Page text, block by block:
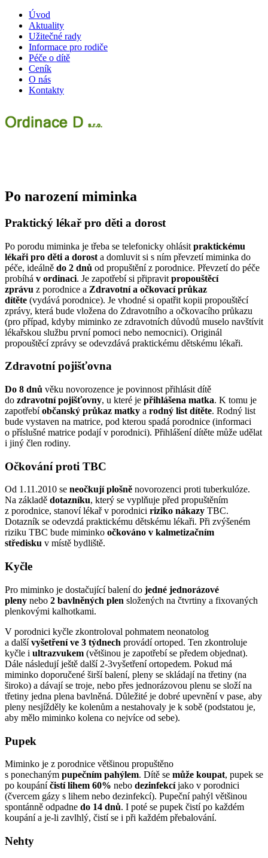
Úvod
Aktuality
Užitečné rady
Informace pro rodiče
Péče o dítě
Ceník
O nás
Kontakty
Po narození miminka
Praktický lékař pro děti a dorost
Po porodu miminka je třeba se telefonicky ohlásit praktickému
lékaři pro děti a dorost a domluvit si s ním převzetí miminka do
péče, ideálně do 2 dnů od propuštění z porodnice. Převzetí do péče
probíhá v ordinaci. Je zapotřebí si připravit propouštěcí
zprávu z porodnice a Zdravotní a očkovací průkaz
dítěte (vydává porodnice). Je vhodné si opatřit kopii propouštěcí
zprávy, která bude vložena do Zdravotního a očkovacího průkazu
(pro případ, kdyby miminko ze zdravotních důvodů muselo navštívit
lékařskou službu první pomoci nebo nemocnici). Originál
propouštěcí zprávy se odevzdává praktickému dětskému lékaři.
Zdravotní pojišťovna
Do 8 dnů věku novorozence je povinnost přihlásit dítě
do zdravotní pojišťovny, u které je přihlášena matka. K tomu je
zapotřebíobčanský průkaz matky a rodný list dítěte. Rodný list
bude vystaven na matrice, pod kterou spadá porodnice (informaci
o příslušné matrice podají v porodnici). Přihlášení dítěte může udělat
i jiný člen rodiny.
Očkování proti TBC
Od 1.11.2010 se neočkují plošně novorozenci proti tuberkulóze.
Na základě dotazníku, který se vyplňuje před propuštěním
z porodnice, stanoví lékař v porodnici riziko nákazy TBC.
Dotazník se odevzdá praktickému dětskému lékaři. Při zvýšeném
riziku TBC bude miminko očkováno v kalmetizačním
středisku v místě bydliště.
Kyčle
Pro miminko je dostačující balení do jedné jednorázové
pleny nebo 2 bavlněných plen složených na čtvrtiny a fixovaných
plenkovými kalhotkami.
V porodnici kyčle zkontroloval pohmatem neonatolog
a dalšívyšetření ve 3 týdnech provádí ortoped. Ten zkontroluje
kyčle i ultrazvukem (většinou je zapotřebí se předem objednat).
Dále následují ještě další 2-3vyšetření ortopedem. Pokud má
miminko doporučené širší balení, pleny se skládají na třetiny (na
široko) a dávají se troje, nebo přes jednorázovou plenu se složí na
třetiny jedna plena bavlněná. Důležité je dobré upevnění v pase, aby
pleny nesjížděly ke kolenům a nestahovaly je k sobě (podstatou je,
aby mělo miminko kolena co nejvíce od sebe).
Pupek
Miminko je z porodnice většinou propuštěno
s ponechaným pupečním pahýlem. Dítě se může koupat, pupek se
po koupáníčistí lihem 60% nebo dezinfekcíjako v porodnici
(čvercem gázy s lihem nebo dezinfekcí). Pupeční pahýl většinou
spontánně odpadne do 14 dnů. I poté se pupek čistí po každém
koupání a je-li zavlhlý, čistí se i při každém přebalování.
Nehty